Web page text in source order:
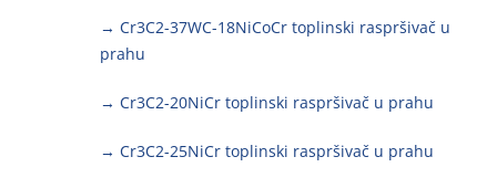
→ Cr3C2-37WC-18NiCoCr toplinski raspršivač u
prahu
→ Cr3C2-20NiCr toplinski raspršivač u prahu
→ Cr3C2-25NiCr toplinski raspršivač u prahu